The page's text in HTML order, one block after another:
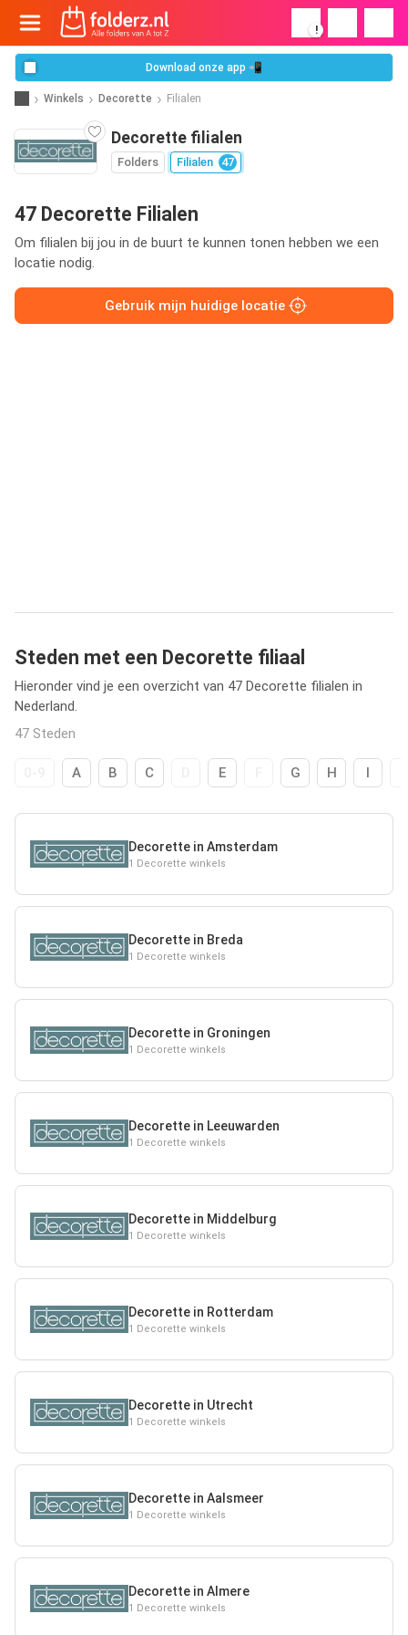
!
Download onze app 📲
Winkels Decorette Filialen
Decorette filialen
Folders Filialen 47
47 Decorette Filialen
Om filialen bij jou in de buurt te kunnen tonen hebben we een
locatie nodig.
Gebruik mijn huidige locatie
Steden met een Decorette filiaal
Hieronder vind je een overzicht van 47 Decorette filialen in
Nederland.
47 Steden
A B C E G H I
Decorette in Amsterdam
1 Decorette winkels
Decorette in Breda
1 Decorette winkels
Decorette in Groningen
1 Decorette winkels
Decorette in Leeuwarden
1 Decorette winkels
Decorette in Middelburg
1 Decorette winkels
Decorette in Rotterdam
1 Decorette winkels
Decorette in Utrecht
1 Decorette winkels
Decorette in Aalsmeer
1 Decorette winkels
Decorette in Almere
1 Decorette winkels